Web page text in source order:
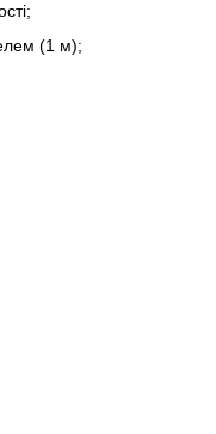
(1 м);